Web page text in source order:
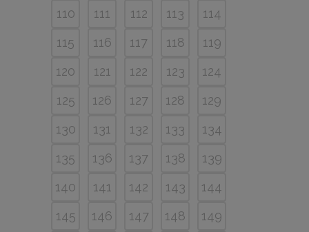
110
111 112 113
114
115
116 117 118
119
120
121 122 123
124
125
126 127 128
129
130
131 132 133
134
135
136 137 138
139
140
141 142 143
144
145
146 147 148
149